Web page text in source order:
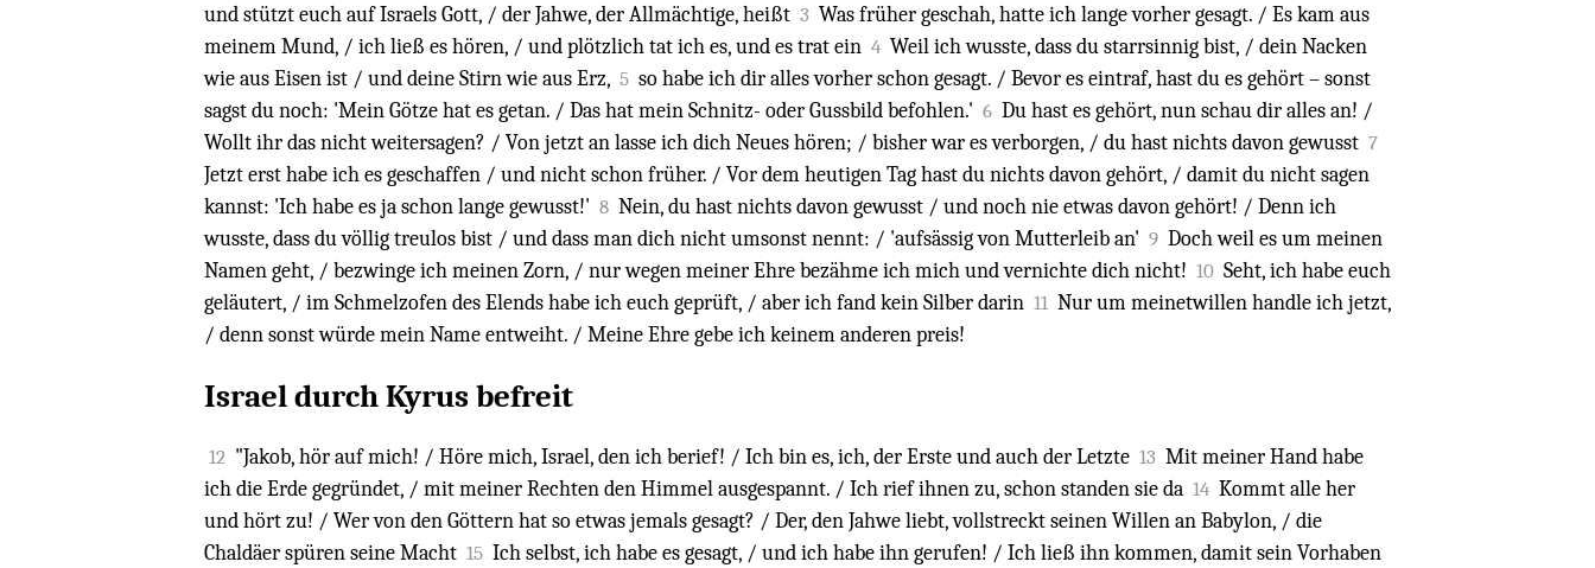
und stützt euch auf Israels Gott, / der Jahwe, der Allmächtige, heißt 3 Was früher geschah, hatte ich lange vorher gesagt. / Es kam aus
meinem Mund, / ich ließ es hören, / und plötzlich tat ich es, und es trat ein 4 Weil ich wusste, dass du starrsinnig bist, / dein Nacken
wie aus Eisen ist / und deine Stirn wie aus Erz, 5 so habe ich dir alles vorher schon gesagt. / Bevor es eintraf, hast du es gehört – sonst
sagst du noch: 'Mein Götze hat es getan. / Das hat mein Schnitz- oder Gussbild befohlen.' 6 Du hast es gehört, nun schau dir alles an! /
Wollt ihr das nicht weitersagen? / Von jetzt an lasse ich dich Neues hören; / bisher war es verborgen, / du hast nichts davon gewusst 7
Jetzt erst habe ich es geschaffen / und nicht schon früher. / Vor dem heutigen Tag hast du nichts davon gehört, / damit du nicht sagen
kannst: 'Ich habe es ja schon lange gewusst!' 8 Nein, du hast nichts davon gewusst / und noch nie etwas davon gehört! / Denn ich
wusste, dass du völlig treulos bist / und dass man dich nicht umsonst nennt: / 'aufsässig von Mutterleib an' 9 Doch weil es um meinen
Namen geht, / bezwinge ich meinen Zorn, / nur wegen meiner Ehre bezähme ich mich und vernichte dich nicht! 10 Seht, ich habe euch
geläutert, / im Schmelzofen des Elends habe ich euch geprüft, / aber ich fand kein Silber darin 11 Nur um meinetwillen handle ich jetzt,
/ denn sonst würde mein Name entweiht. / Meine Ehre gebe ich keinem anderen preis!
Israel durch Kyrus befreit
12 "Jakob, hör auf mich! / Höre mich, Israel, den ich berief! / Ich bin es, ich, der Erste und auch der Letzte 13 Mit meiner Hand habe
ich die Erde gegründet, / mit meiner Rechten den Himmel ausgespannt. / Ich rief ihnen zu, schon standen sie da 14 Kommt alle her
und hört zu! / Wer von den Göttern hat so etwas jemals gesagt? / Der, den Jahwe liebt, vollstreckt seinen Willen an Babylon, / die
Chaldäer spüren seine Macht 15 Ich selbst, ich habe es gesagt, / und ich habe ihn gerufen! / Ich ließ ihn kommen, damit sein Vorhaben